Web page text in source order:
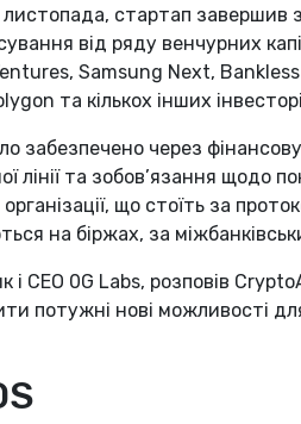
стартап завершив
від ряду венчурних
Samsung Next,
та кількох інших
забезпечено через
лінії та зобов’язання щодо
що стоїть за
на біржах, за
і CEO 0G Labs, розповів
потужні нові можливості